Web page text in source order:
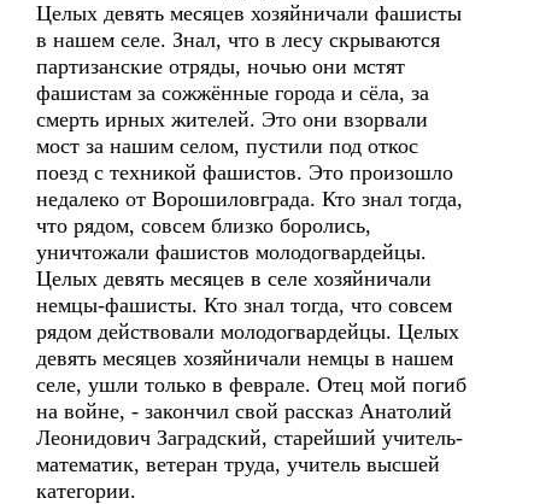
Целых девять месяцев хозяйничали фашисты
в нашем селе. Знал, что в лесу скрываются
партизанские отряды, ночью они мстят
фашистам за сожжённые города и сёла, за
смерть ирных жителей. Это они взорвали
мост за нашим селом, пустили под откос
поезд с техникой фашистов. Это произошло
недалеко от Ворошиловграда. Кто знал тогда,
что рядом, совсем близко боролись,
уничтожали фашистов молодогвардейцы.
Целых девять месяцев в селе хозяйничали
немцы-фашисты. Кто знал тогда, что совсем
рядом действовали молодогвардейцы. Целых
девять месяцев хозяйничали немцы в нашем
селе, ушли только в феврале. Отец мой погиб
на войне, - закончил свой рассказ Анатолий
Леонидович Заградский, старейший учитель-
математик, ветеран труда, учитель высшей
категории.